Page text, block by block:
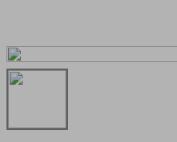
2º cafeteira